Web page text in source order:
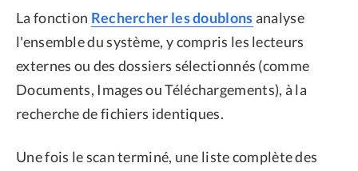
La fonction Rechercher les doublonsanalyse
l'ensemble du système, y compris les lecteurs
externes ou des dossiers sélectionnés (comme
Documents, Images ou Téléchargements), à la
recherche de fichiers identiques.
Une fois le scan terminé, une liste complète des